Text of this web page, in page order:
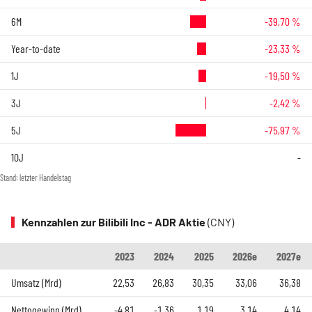
6M -39,70 %
Year-to-date -23,33 %
1J -19,50 %
3J -2,42 %
5J -75,97 %
10J -
Stand: letzter Handelstag
Kennzahlen zur Bilibili Inc - ADR Aktie(CNY)
2023 2024 2025 2026e
2027e
Umsatz (Mrd)
22,53 26,83 30,35 33,06 36,38